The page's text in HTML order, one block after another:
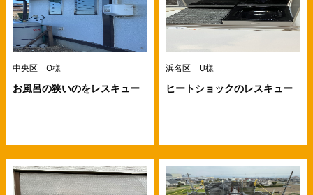
中央区 O様
お風呂の狭いのをレスキュー
浜名区 U様
ヒートショックのレスキュー